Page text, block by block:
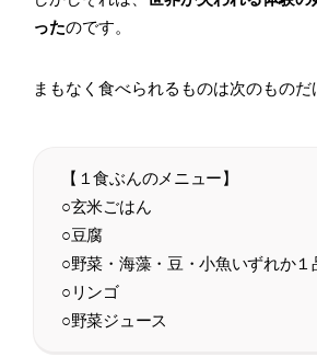
ったのです。
まもなく食べられるものは次のものだ
【１食ぶんのメニュー】
○玄米ごはん
○豆腐
○野菜・海藻・豆・小魚いずれか１
○リンゴ
○野菜ジュース